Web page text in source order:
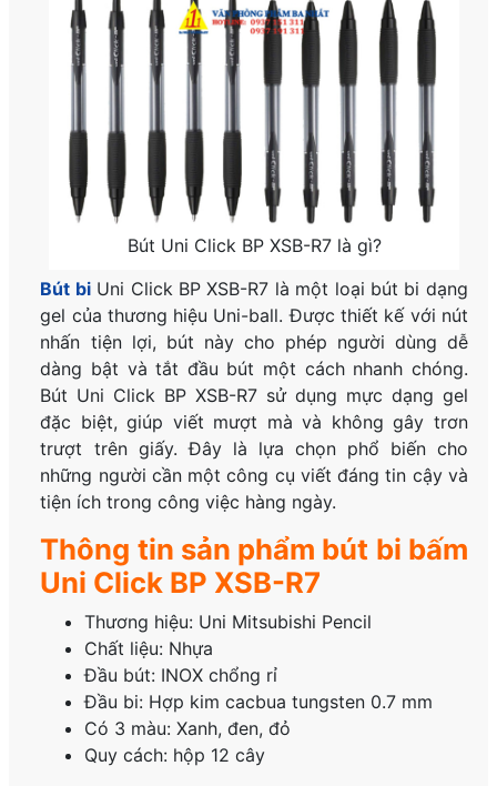
Bút Uni Click BP XSB-R7 là gì?
Bút biUni Click BP XSB-R7 là một loại bút bi dạng
gel của thương hiệu Uni-ball. Được thiết kế với nút
nhấn tiện lợi, bút này cho phép người dùng dễ
dàng bật và tắt đầu bút một cách nhanh chóng.
Bút Uni Click BP XSB-R7 sử dụng mực dạng gel
đặc biệt, giúp viết mượt mà và không gây trơn
trượt trên giấy. Đây là lựa chọn phổ biến cho
những người cần một công cụ viết đáng tin cậy và
tiện ích trong công việc hàng ngày.
Thông tin sản phẩm bút bi bấm
Uni Click BP XSB-R7
Thương hiệu: Uni Mitsubishi Pencil
Chất liệu: Nhựa
Đầu bút: INOX chổng rỉ
Đầu bi: Hợp kim cacbua tungsten 0.7 mm
Có 3 màu: Xanh, đen, đỏ
Quy cách: hộp 12 cây